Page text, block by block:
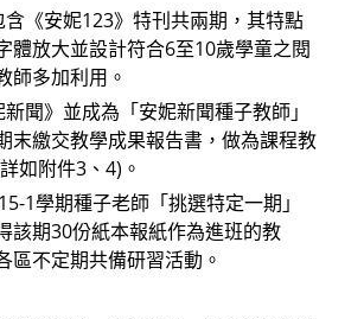
《安妮123》特刊共兩期，其特點
體放大並設計符合6至10歲學童之閱
師多加利用。
聞》並成為「安妮新聞種子教師」
末繳交教學成果報告書，做為課程教
如附件3、4)。
1學期種子老師「挑選特定一期」
該期30份紙本報紙作為進班的教
區不定期共備研習活動。